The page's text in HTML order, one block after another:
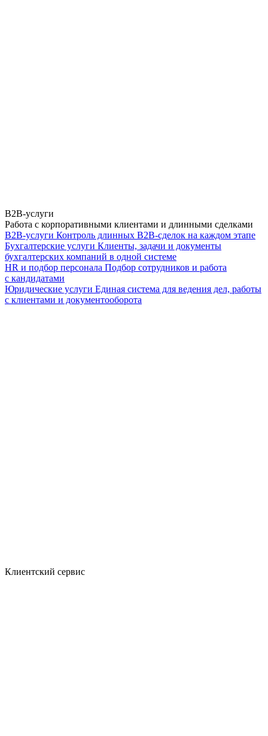
B2B-услуги
Работа с корпоративными клиентами и длинными сделками
B2B-услуги Контроль длинных B2B-сделок на каждом этапе
Бухгалтерские услуги Клиенты, задачи и документы
бухгалтерских компаний в одной системе
HR и подбор персонала Подбор сотрудников и работа
с кандидатами
Юридические услуги Единая система для ведения дел, работы
с клиентами и документооборота
Клиентский сервис